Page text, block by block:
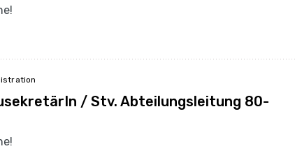
/ Stv. Abteilungsleitung 80-